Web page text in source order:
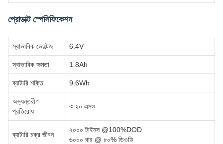
প্রোডাক্ট স্পেসিফিকেশন
স্বাভাবিক ভোল্টেজ 6.4V
স্বাভাবিক ক্ষমতা 1.8Ah
ব্যাটারি শক্তি 9.6Wh
অভ্যন্তরীণ
প্রতিরোধ
< ২০ এমও
ব্যাটারি চক্র জীবন
২০০০ টাইমস @100%DOD
৬০০০ বার @ ৮০% ডিওডি